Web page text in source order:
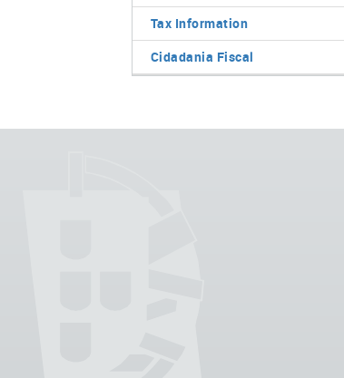
Tax Information
Cidadania Fiscal